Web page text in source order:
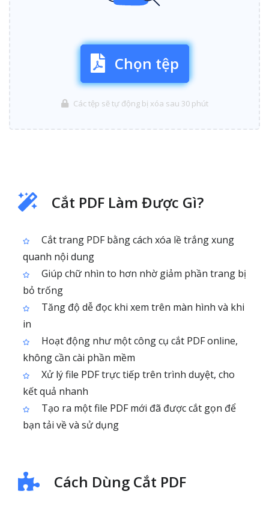
Chọn tệp
Các tệp sẽ tự động bị xóa sau 30 phút
Cắt PDF Làm Được Gì?
Cắt trang PDF bằng cách xóa lề trắng xung
quanh nội dung
Giúp chữ nhìn to hơn nhờ giảm phần trang bị
bỏ trống
Tăng độ dễ đọc khi xem trên màn hình và khi
in
Hoạt động như một công cụ cắt PDF online,
không cần cài phần mềm
Xử lý file PDF trực tiếp trên trình duyệt, cho
kết quả nhanh
Tạo ra một file PDF mới đã được cắt gọn để
bạn tải về và sử dụng
Cách Dùng Cắt PDF